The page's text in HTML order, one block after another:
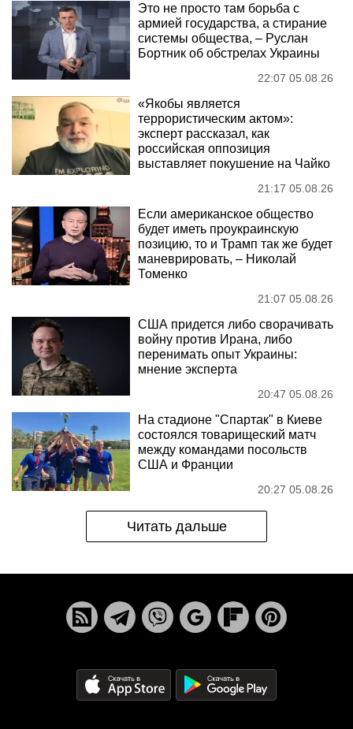
Это не просто там борьба с
армией государства, а стирание
системы общества, – Руслан
Бортник об обстрелах Украины
22:07 05.08.26
«Якобы является
террористическим актом»:
эксперт рассказал, как
российская оппозиция
выставляет покушение на Чайко
21:17 05.08.26
Если американское общество
будет иметь проукраинскую
позицию, то и Трамп так же будет
маневрировать, – Николай
Томенко
21:07 05.08.26
США придется либо сворачивать
войну против Ирана, либо
перенимать опыт Украины:
мнение эксперта
20:47 05.08.26
На стадионе "Спартак" в Киеве
состоялся товарищеский матч
между командами посольств
США и Франции
20:27 05.08.26
Читать дальше